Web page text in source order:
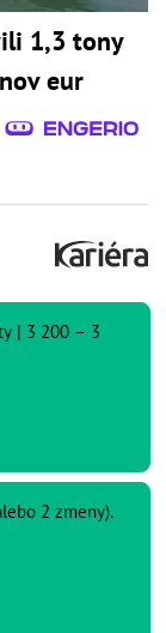
1,3 tony
eur
| 3 200 – 3
2 zmeny).